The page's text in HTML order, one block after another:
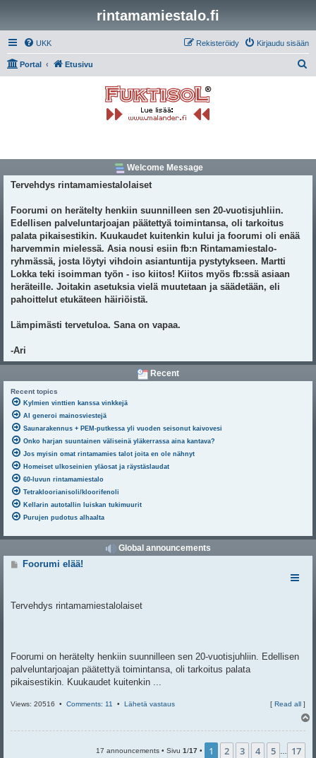
rintamamiestalo.fi
UKK Kirjaudu sisään
Rekisteröidy
Portal Etusivu
Welcome Message
Tervehdys rintamamiestalolaiset
Foorumi on herätelty henkiin suunnilleen sen 20-vuotisjuhliin.
Edellisen palveluntarjoajan päätettyä toimintansa, oli tarkoitus
palata pikaisestikin. Kuukaudet kuitenkin kului ja foorumi oli enää
harvemmin mielessä. Asia nousi esiin fb:n Rintamamiestalo-
ryhmässä, josta löytyi vihdoin asiantuntija pystytykseen. Martti
Lokka teki isoimman työn - iso kiitos! Kiitos myös fb:ssä asiaan
heräteille. Joitakin asetuksia vielä muutetaan ja säädetään, eli
pahoittelut etukäteen häiriöistä.
Lämpimästi tervetuloa. Sana on vapaa.
-Ari
Recent
Recent topics
Kylmien vinttien kanssa vinkkejä
AI generoi mainosviestejä
Saunarakennus + PEM-putkessa yli vuoden seisonut kaivovesi
Onko harjan suuntainen väliseinä yläkerrassa aina kantava?
Jos myisin omat rintamamies talot joita en ole nähnyt
Homeiset ulkoseinien yläosat ja räystäslaudat
60-luvun rintamamiestalo
Tetrakloorianisoli/kloorifenoli
Kellarin autotallin luiskan tukimuurit
Purujen pudotus alhaalta
Global announcements
V
t
Foorumi elää!
Tervehdys rintamamiestalolaiset
Foorumi on herätelty henkiin suunnilleen sen 20-vuotisjuhliin. Edellisen
palveluntarjoajan päätettyä toimintansa, oli tarkoitus palata
pikaisestikin. Kuukaudet kuitenkin ...
Views: 20516 • Comments: 11 • Lähetä vastaus [ Read all ]
17 announcements • Sivu 1/17 • 1 2 3 4 5 17